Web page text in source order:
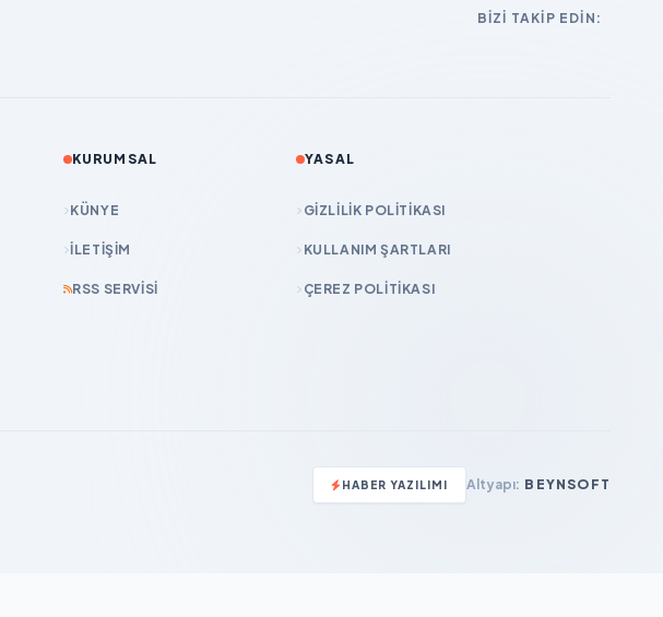
BIZI TAKIP EDIN:
KURUMSAL
KÜNYE
İLETIŞIM
RSS SERVISI
YASAL
GIZLILIK POLITIKASI
KULLANIM ŞARTLARI
ÇEREZ POLITIKASI
HABER YAZILIMI Altyapı: BEYNSOFT